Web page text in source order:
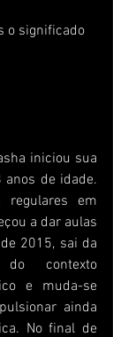
o significado
iniciou sua
anos de idade.
em
a dar aulas
2015, sai da
contexto
e muda-se
ainda
No final de